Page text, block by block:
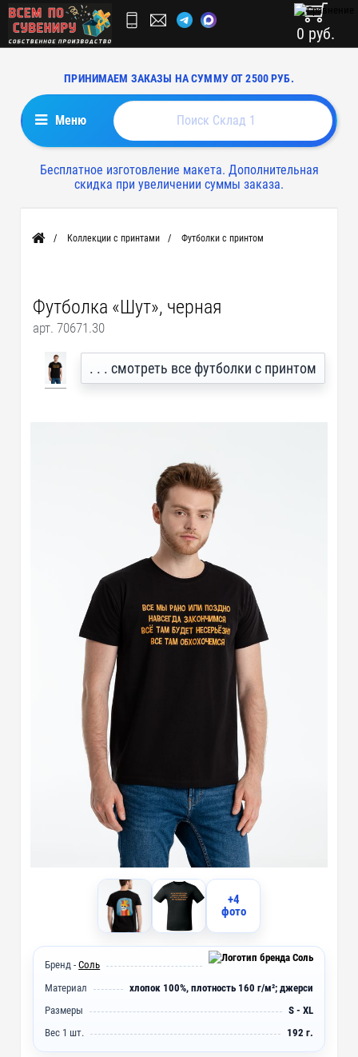
ПРИНИМАЕМ ЗАКАЗЫ НА СУММУ ОТ 2500 РУБ.
0 руб.
Меню
Бесплатное изготовление макета. Дополнительная
скидка при увеличении суммы заказа.
Главная Коллекции с принтами Футболки с принтом
Футболка «Шут», черная
арт. 70671.30
. . . смотреть все футболки с принтом
+4
фото
Бренд -Соль
Материал
хлопок 100%, плотность 160 г/м²; джерси
Размеры
S - XL
Вес 1 шт.
192 г.